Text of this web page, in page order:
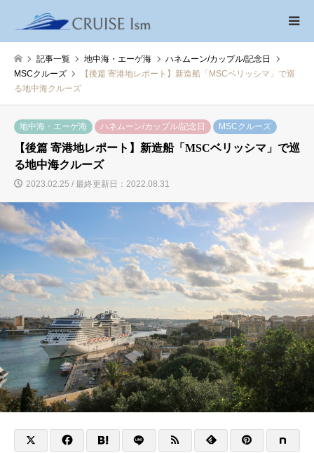
記事一覧 地中海・エーゲ海
ハネムーン/カップル/記念日
MSCクルーズ
【後篇 寄港地レポート】新造船「MSCベリッシマ」で巡
る地中海クルーズ
地中海・エーゲ海 ハネムーン/カップル/記念日 MSCクルーズ
【後篇 寄港地レポート】新造船「MSCベリッシマ」で巡
る地中海クルーズ
2023.02.25 / 最終更新日：2022.08.31